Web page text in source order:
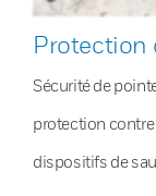
Protection
Sécurité de
protection contre
dispositifs de